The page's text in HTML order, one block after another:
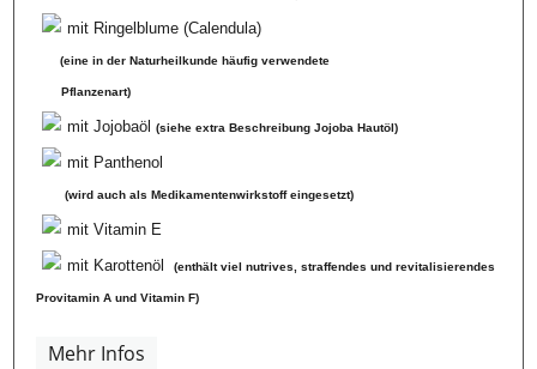
mit Ringelblume (Calendula)
(eine in der Naturheilkunde häufig verwendete
Pflanzenart)
mit Jojobaöl (siehe extra Beschreibung Jojoba Hautöl)
mit Panthenol
(wird auch als Medikamentenwirkstoff eingesetzt)
mit Vitamin E
mit Karottenöl
(enthält viel nutrives, straffendes und revitalisierendes
Provitamin A und Vitamin F)
Mehr Infos